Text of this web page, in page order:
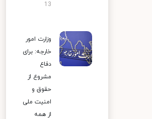
13
وزارت امور
خارجه: برای
دفاع
مشروع از
حقوق و
امنیت ملی
از همه